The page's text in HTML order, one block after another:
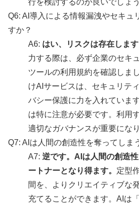
行を検討するのが良いでしょう
Q6: AI導入による情報漏洩やセキュ
すか？
A6: はい、リスクは存在します
力する際は、必ず企業のセキ
ツールの利用規約を確認しま
けAIサービスは、セキュリテ
バシー保護に力を入れていま
は特に注意が必要です。利用
適切なガバナンスが重要になり
Q7: AIは人間の創造性を奪ってしま
A7: 逆です。AIは人間の創造
ートナーとなり得ます。 定型
間を、よりクリエイティブな
充てることができます。AIは